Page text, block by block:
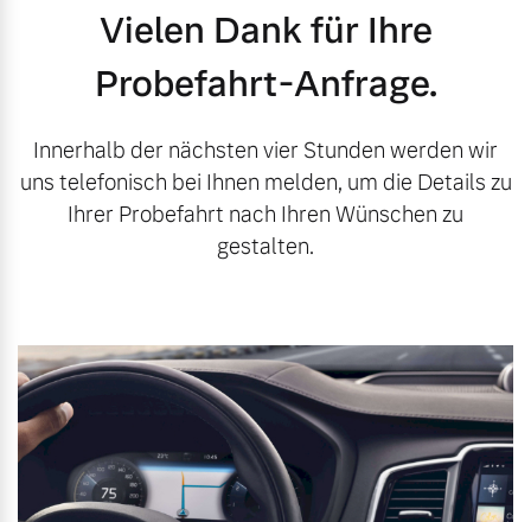
Vollelektrisch
6 Modelle
Plug-in Hybrid
3 Modelle
Mild-Hybrid
4 Modelle
Aktuelle Angebote
Volvo Gebrauchtwagenbörse
Gebrauchtwagen
Volvo kauft Ihr Auto
Über uns
Kontakt und Anfahrt
Unsere News & Events
Vielen Dank für Ihre
Probefahrt-Anfrage.
Innerhalb der nächsten vier Stunden werden wir
uns telefonisch bei Ihnen melden, um die Details zu
Ihrer Probefahrt nach Ihren Wünschen zu
gestalten.